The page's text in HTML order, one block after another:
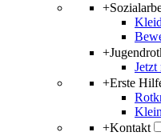
+
+
Jetzt
+Erste
+Kontakt